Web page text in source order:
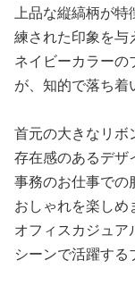
上品な縦縞柄が特
練された印象を与
ネイビーカラーの
が、知的で落ち着
首元の大きなリボ
存在感のあるデザ
事務のお仕事での
おしゃれを楽しめ
オフィスカジュア
シーンで活躍する